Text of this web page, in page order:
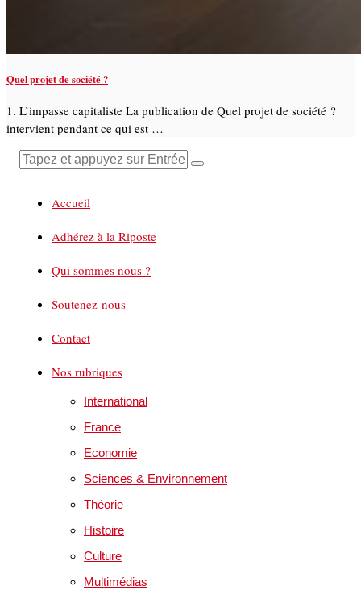
Quel projet de société ?
1. L’impasse capitaliste La publication de Quel projet de société ?
intervient pendant ce qui est …
Accueil
Adhérez à la Riposte
Qui sommes nous ?
Soutenez-nous
Contact
Nos rubriques
International
France
Economie
Sciences & Environnement
Théorie
Histoire
Culture
Multimédias